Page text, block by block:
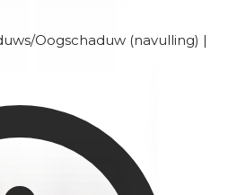
/Oogschaduw (navulling) |